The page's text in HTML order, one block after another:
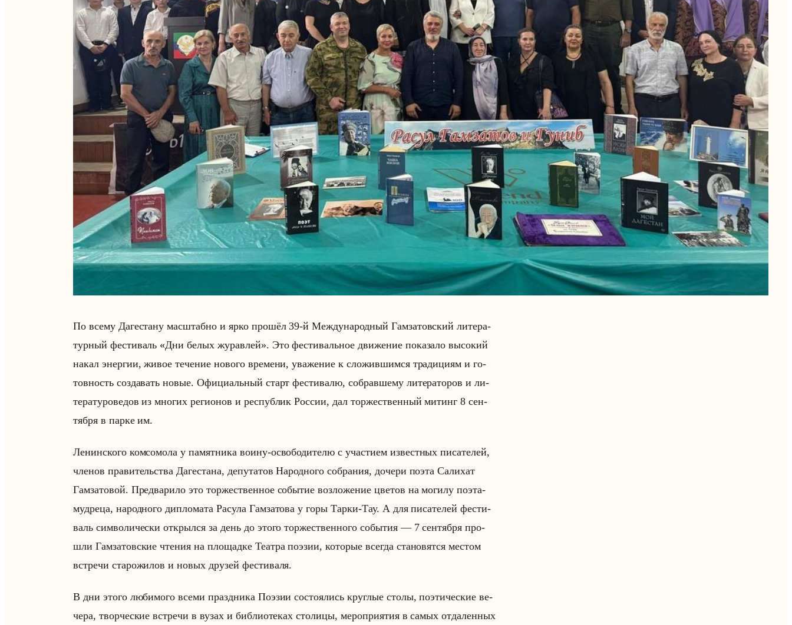
По всему Да­ге­ста­ну мас­штаб­но и ярко про­шёл 39-й Меж­ду­на­род­ный Гам­за­тов­ский ли­те­ра­
тур­ный фе­сти­валь «Дни белых журавлей». Это фе­сти­вальное дви­же­ние по­ка­за­ло вы­со­кий
накал энер­гии, живое те­че­ние но­во­го вре­ме­ни, ува­же­ние к сло­жив­шим­ся тра­ди­ци­ям и го­
тов­ность со­зда­вать новые. Офи­ци­альный старт фе­сти­ва­лю, со­брав­ше­му ли­те­ра­то­ров и ли­
те­ра­ту­ро­ве­дов из мно­гих ре­ги­онов и рес­пуб­лик Рос­сии, дал тор­же­ствен­ный ми­тинг 8 сен­
тяб­ря в парке им.
Ле­нин­ско­го ком­со­мо­ла у па­мят­ни­ка воину-осво­бо­ди­те­лю с уча­сти­ем из­вест­ных пи­са­те­лей,
чле­нов пра­ви­тельства Да­ге­ста­на, де­пу­та­тов На­род­но­го со­бра­ния, до­че­ри поэта Са­ли­хат
Гам­за­то­вой. Пред­ва­ри­ло это тор­же­ствен­ное со­бы­тие воз­ло­же­ние цве­тов на мо­ги­лу поэта-
муд­ре­ца, на­род­но­го ди­пло­ма­та Ра­су­ла Гам­за­то­ва у горы Тарки-Тау. А для пи­са­те­лей фе­сти­
валь сим­во­ли­че­ски от­крыл­ся за день до этого тор­же­ствен­но­го со­бы­тия — 7 сен­тяб­ря про­
шли Гам­за­тов­ские чте­ния на пло­щад­ке Те­ат­ра по­эзии, ко­то­рые все­гда ста­но­вят­ся ме­стом
встре­чи ста­ро­жи­лов и новых дру­зей фе­сти­ва­ля.
В дни этого лю­би­мо­го всеми празд­ни­ка По­эзии со­сто­ялись круг­лые столы, по­эти­че­ские ве­
че­ра, твор­че­ские встре­чи в вузах и биб­лио­те­ках сто­ли­цы, ме­ро­при­ятия в самых от­да­лен­ных